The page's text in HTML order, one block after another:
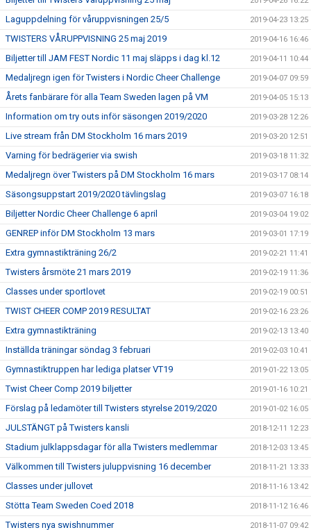
Laguppdelning för våruppvisningen 25/5 2019-04-23 13:25
TWISTERS VÅRUPPVISNING 25 maj 2019 2019-04-16 16:46
Biljetter till JAM FEST Nordic 11 maj släpps i dag kl.12 2019-04-11 10:44
Medaljregn igen för Twisters i Nordic Cheer Challenge 2019-04-07 09:59
Årets fanbärare för alla Team Sweden lagen på VM 2019-04-05 15:13
Information om try outs inför säsongen 2019/2020 2019-03-28 12:26
Live stream från DM Stockholm 16 mars 2019 2019-03-20 12:51
Varning för bedrägerier via swish 2019-03-18 11:32
Medaljregn över Twisters på DM Stockholm 16 mars 2019-03-17 08:14
Säsongsuppstart 2019/2020 tävlingslag 2019-03-07 16:18
Biljetter Nordic Cheer Challenge 6 april 2019-03-04 19:02
GENREP inför DM Stockholm 13 mars 2019-03-01 17:19
Extra gymnastikträning 26/2 2019-02-21 11:41
Twisters årsmöte 21 mars 2019 2019-02-19 11:36
Classes under sportlovet 2019-02-19 00:51
TWIST CHEER COMP 2019 RESULTAT 2019-02-16 23:26
Extra gymnastikträning 2019-02-13 13:40
Inställda träningar söndag 3 februari 2019-02-03 10:41
Gymnastiktruppen har lediga platser VT19 2019-01-22 13:05
Twist Cheer Comp 2019 biljetter 2019-01-16 10:21
Förslag på ledamöter till Twisters styrelse 2019/2020 2019-01-02 16:05
JULSTÄNGT på Twisters kansli 2018-12-11 12:23
Stadium julklappsdagar för alla Twisters medlemmar 2018-12-03 13:45
Välkommen till Twisters juluppvisning 16 december 2018-11-21 13:33
Classes under jullovet 2018-11-16 13:42
Stötta Team Sweden Coed 2018 2018-11-12 16:46
Twisters nya swishnummer 2018-11-07 09:42